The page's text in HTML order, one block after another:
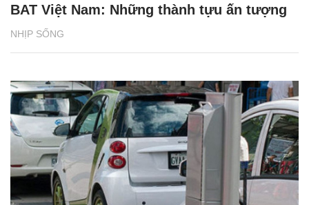
NHỊP SỐNG
BAT Việt Nam: Những thành tựu ấn tượng